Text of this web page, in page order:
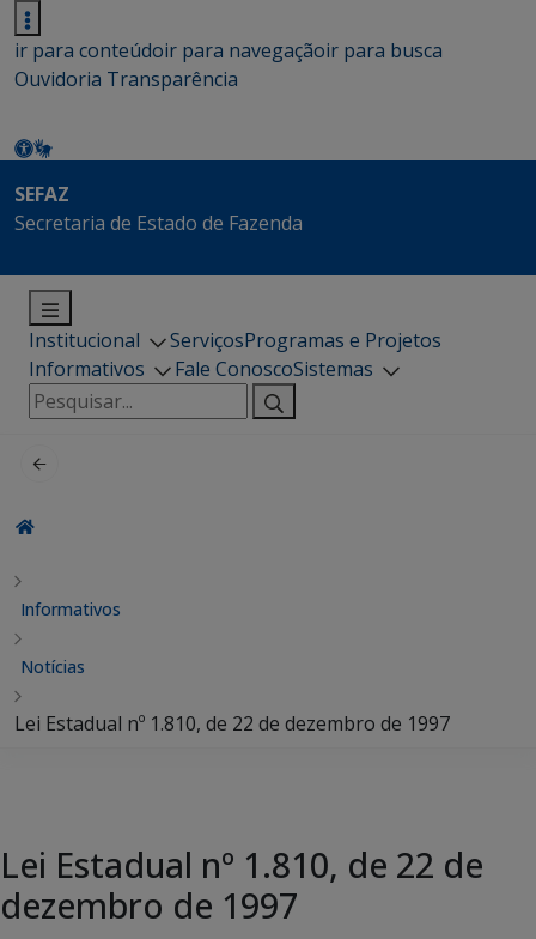
ir para conteúdoir para navegaçãoir para busca
Ouvidoria Transparência
SEFAZ
Secretaria de Estado de Fazenda
Institucional ServiçosProgramas e Projetos
Informativos
Fale ConoscoSistemas
Pesquisar
por:
Informativos
Notícias
Lei Estadual nº 1.810, de 22 de dezembro de 1997
Lei Estadual nº 1.810, de 22 de
dezembro de 1997